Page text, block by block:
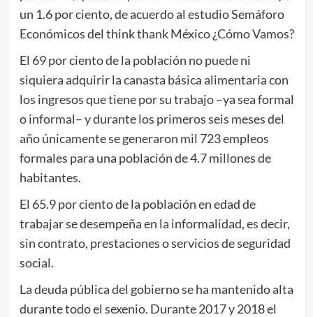
un 1.6 por ciento, de acuerdo al estudio Semáforo
Económicos del think thank México ¿Cómo Vamos?
El 69 por ciento de la población no puede ni
siquiera adquirir la canasta básica alimentaria con
los ingresos que tiene por su trabajo –ya sea formal
o informal– y durante los primeros seis meses del
año únicamente se generaron mil 723 empleos
formales para una población de 4.7 millones de
habitantes.
El 65.9 por ciento de la población en edad de
trabajar se desempeña en la informalidad, es decir,
sin contrato, prestaciones o servicios de seguridad
social.
La deuda pública del gobierno se ha mantenido alta
durante todo el sexenio. Durante 2017 y 2018 el